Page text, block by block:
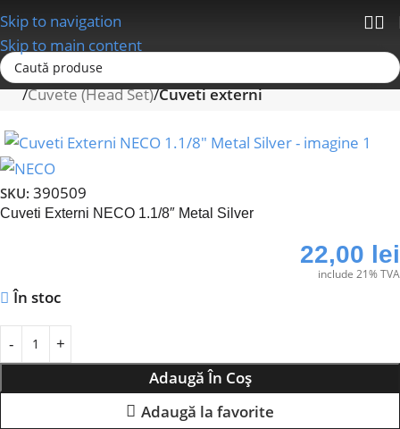
Skip to navigation
Skip to main content
Prima pagină
Cuvete (Head Set) Cuveti externi
SKU: 390509
Cuveti Externi NECO 1.1/8″ Metal Silver
22,00 lei
include 21% TVA
În stoc
Adaugă În Coș
Adaugă la favorite